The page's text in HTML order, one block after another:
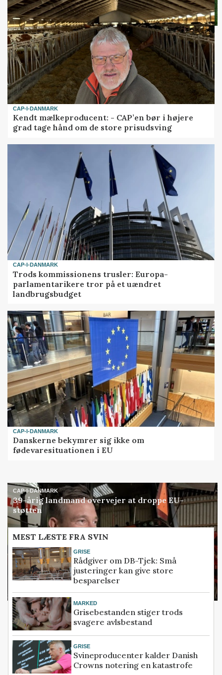
CAP-I-DANMARK
Kendt mælkeproducent: - CAP’en bør i højere
grad tage hånd om de store prisudsving
CAP-I-DANMARK
Trods kommissionens trusler: Europa-
parlamentarikere tror på et uændret
landbrugsbudget
CAP-I-DANMARK
Danskerne bekymrer sig ikke om
fødevaresituationen i EU
CAP-I-DANMARK
39-årig landmand overvejer at droppe EU-
støtten
MEST LÆSTE FRA SVIN
GRISE
Rådgiver om DB-Tjek: Små
justeringer kan give store
besparelser
MARKED
Grisebestanden stiger trods
svagere avlsbestand
GRISE
Svineproducenter kalder Danish
Crowns notering en katastrofe